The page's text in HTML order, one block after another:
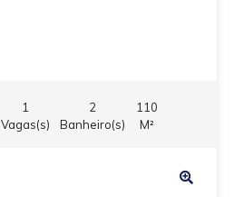
1
Vagas(s)
2
Banheiro(s)
110
M²